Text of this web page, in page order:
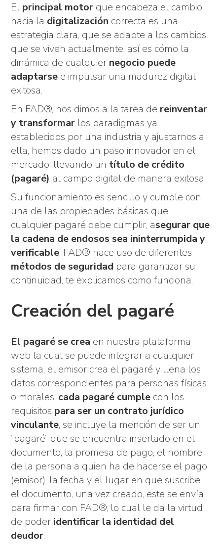
El principal motor que encabeza el cambio
hacia la digitalización correcta es una
estrategia clara, que se adapte a los cambios
que se viven actualmente, así es cómo la
dinámica de cualquier negocio puede
adaptarse e impulsar una madurez digital
exitosa.
En FAD®, nos dimos a la tarea de reinventar
y transformar los paradigmas ya
establecidos por una industria y ajustarnos a
ella, hemos dado un paso innovador en el
mercado, llevando un título de crédito
(pagaré) al campo digital de manera exitosa.
Su funcionamiento es sencillo y cumple con
una de las propiedades básicas que
cualquier pagaré debe cumplir, asegurar que
la cadena de endosos sea ininterrumpida y
verificable, FAD® hace uso de diferentes
métodos de seguridad para garantizar su
continuidad, te explicamos como funciona.
Creación del pagaré
El pagaré se crea en nuestra plataforma
web la cual se puede integrar a cualquier
sistema, el emisor crea el pagaré y llena los
datos correspondientes para personas físicas
o morales, cada pagaré cumple con los
requisitos para ser un contrato jurídico
vinculante, se incluye la mención de ser un
“pagaré” que se encuentra insertado en el
documento, la promesa de pago, el nombre
de la persona a quien ha de hacerse el pago
(emisor), la fecha y el lugar en que suscribe
el documento, una vez creado, este se envía
para firmar con FAD®, lo cual le da la virtud
de poder identificar la identidad del
deudor.